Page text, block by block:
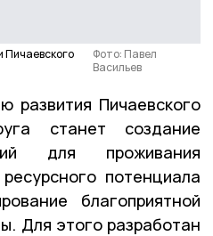
Пичаевского
Фото: Павел
Васильев
развития Пичаевского
станет создание
для проживания
потенциала
благоприятной
Для этого разработан